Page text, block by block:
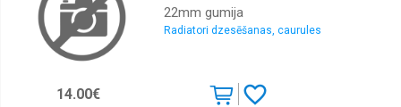
22mm gumija
Radiatori dzesēšanas, caurules
14.00€